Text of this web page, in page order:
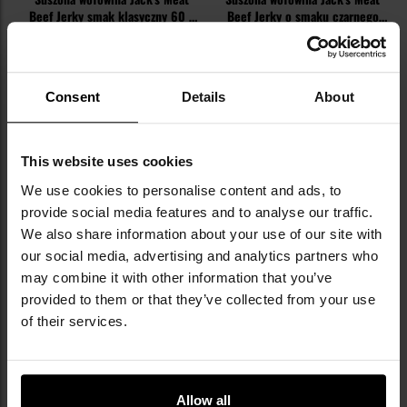
Consent Details About
This website uses cookies
We use cookies to personalise content and ads, to
provide social media features and to analyse our traffic.
We also share information about your use of our site with
our social media, advertising and analytics partners who
may combine it with other information that you’ve
provided to them or that they’ve collected from your use
of their services.
Allow all
Beef Jerky smak klasyczny 60 g
79,95 zł
Sugerowana cena
producenta
Beef Jerky o smaku czarnego
czosnku 30 g - 3 szt.
Natychmiast
59,95 zł
Sugerowana cena
68,85 zł
Dodaj
do
schowka